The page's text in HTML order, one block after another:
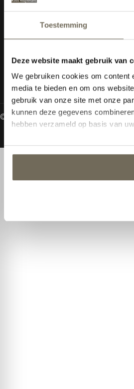
Extra afspraak
Maandag en Zondag:
- 17:00 uur
donderdag: 19:00 - 21:00 uur
© 2026 Alle rechten gereserveerd
Privacy Policy Gemaakt